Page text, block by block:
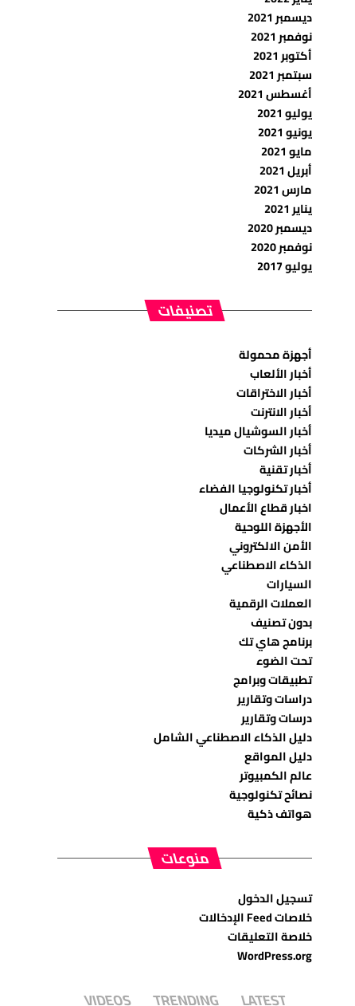
ديسمبر 2021
نوفمبر 2021
أكتوبر 2021
سبتمبر 2021
أغسطس 2021
يوليو 2021
يونيو 2021
مايو 2021
أبريل 2021
مارس 2021
يناير 2021
ديسمبر 2020
نوفمبر 2020
يوليو 2017
تصنيفات
أجهزة محمولة
أخبار الألعاب
أخبار الاختراقات
أخبار الانترنت
أخبار السوشيال ميديا
أخبار الشركات
أخبار تقنية
أخبار تكنولوجيا الفضاء
اخبار قطاع الأعمال
الأجهزة اللوحية
الأمن الالكتروني
الذكاء الاصطناعي
السيارات
العملات الرقمية
بدون تصنيف
برنامج هاي تك
تحت الضوء
تطبيقات وبرامج
دراسات وتقارير
درسات وتقارير
دليل الذكاء الاصطناعي الشامل
دليل المواقع
عالم الكمبيوتر
نصائح تكنولوجية
هواتف ذكية
منوعات
تسجيل الدخول
خلاصات Feed الإدخالات
خلاصة التعليقات
WordPress.org
LATEST
TRENDING
VIDEOS